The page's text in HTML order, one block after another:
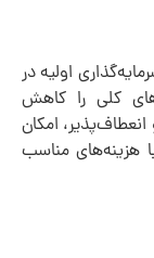
اولیه در
کلی را کاهش
امکان
هزینه‌های مناسب